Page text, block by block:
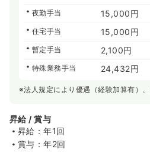
夜勤手当 15,000円
住宅手当 15,000円
暫定手当 2,100円
特殊業務手当 24,432円
※法人規定により優遇（経験加算有）
昇給 / 賞与
昇給：年1回
賞与：年2回